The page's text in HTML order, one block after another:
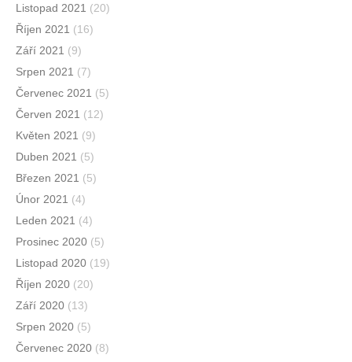
Listopad 2021 (20)
Říjen 2021 (16)
Září 2021 (9)
Srpen 2021 (7)
Červenec 2021 (5)
Červen 2021 (12)
Květen 2021 (9)
Duben 2021 (5)
Březen 2021 (5)
Únor 2021 (4)
Leden 2021 (4)
Prosinec 2020 (5)
Listopad 2020 (19)
Říjen 2020 (20)
Září 2020 (13)
Srpen 2020 (5)
Červenec 2020 (8)